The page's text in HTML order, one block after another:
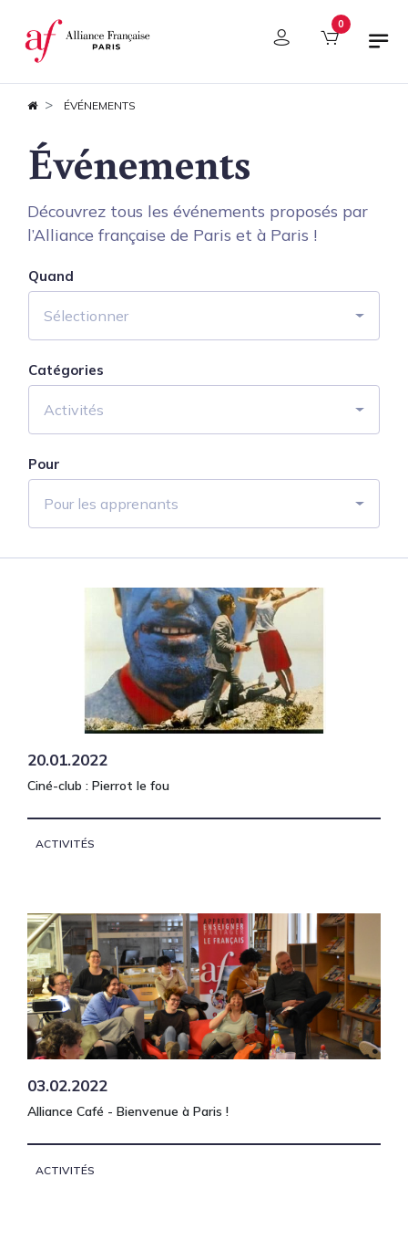
Panneau de gestion des cookies 0
ÉVÉNEMENTS
Événements
Découvrez tous les événements proposés par
l’Alliance française de Paris et à Paris !
Quand
Sélectionner
Catégories
Activités
Pour
Pour les apprenants
20.01.2022
Ciné-club : Pierrot le fou
ACTIVITÉS
03.02.2022
Alliance Café - Bienvenue à Paris !
ACTIVITÉS